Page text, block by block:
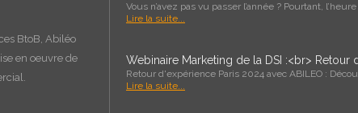
BtoB, Abiléo
en oeuvre de
Vous n’avez pas vu passer l’année ? Pourtant,
Lire la suite...
Webinaire Marketing de la DSI :<br> Retour
Retour d'expérience Paris 2024 avec ABILEO :
Lire la suite...